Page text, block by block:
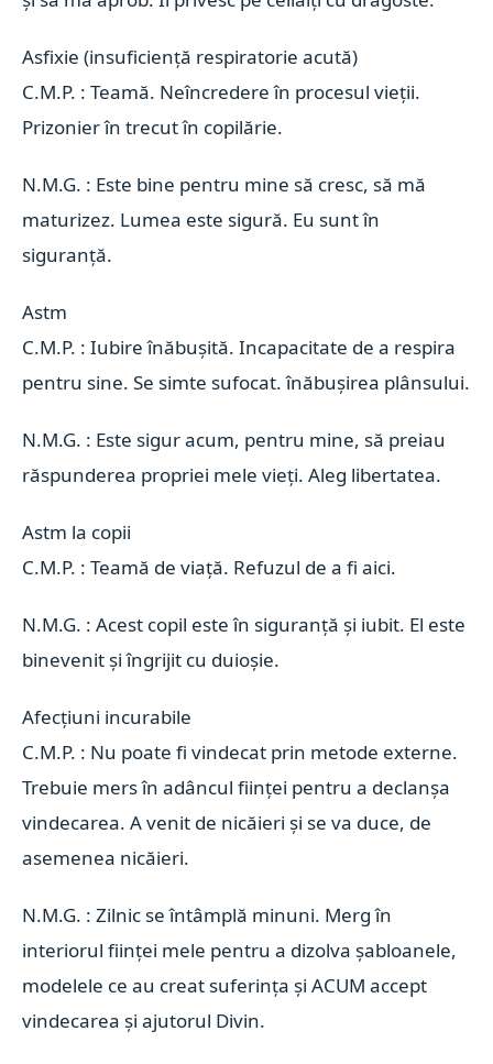
Asfixie (insuficiență respiratorie acută)
C.M.P. : Teamă. Neîncredere în procesul vieții.
Prizonier în trecut în copilărie.
N.M.G. : Este bine pentru mine să cresc, să mă
maturizez. Lumea este sigură. Eu sunt în
siguranță.
Astm
C.M.P. : Iubire înăbușită. Incapacitate de a respira
pentru sine. Se simte sufocat. înăbușirea plânsului.
N.M.G. : Este sigur acum, pentru mine, să preiau
răspunderea propriei mele vieți. Aleg libertatea.
Astm la copii
C.M.P. : Teamă de viață. Refuzul de a fi aici.
N.M.G. : Acest copil este în siguranță și iubit. El este
binevenit și îngrijit cu duioșie.
Afecțiuni incurabile
C.M.P. : Nu poate fi vindecat prin metode externe.
Trebuie mers în adâncul ființei pentru a declanșa
vindecarea. A venit de nicăieri și se va duce, de
asemenea nicăieri.
N.M.G. : Zilnic se întâmplă minuni. Merg în
interiorul ființei mele pentru a dizolva șabloanele,
modelele ce au creat suferința și ACUM accept
vindecarea și ajutorul Divin.